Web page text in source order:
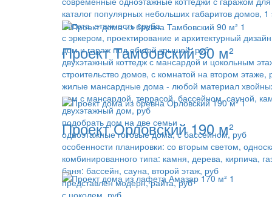
каталог популярных небольших габаритов домов, 1
высота, этажность сруба
с эркером, проектирование и архитектурный дизайн
дом и гараж под общей крышей, руб
двухэтажный коттедж с мансардой и цокольным
строительство домов, с комнатой на втором этаже,
жилые мансардные дома - любой материал
дом с мансардой, террасой, бассейном, сауной,
двухэтажный дом, руб
подобрать дом на две семьи
одноэтажные готовые дома, с бассейном, руб
особенности планировки: со вторым светом,
комбинированного типа: камня, дерева, кирпича,
баня: бассейн, сауна, второй этаж, руб
представлен модерн, райта, руб
Проект Тамбовский 90 м²
Проект Орловский 190 м²